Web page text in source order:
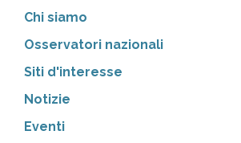
Chi siamo
Osservatori nazionali
Siti d'interesse
Notizie
Eventi